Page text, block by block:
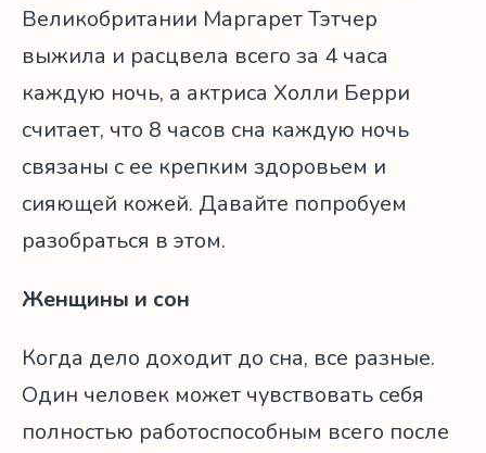
Великобритании Маргарет Тэтчер
выжила и расцвела всего за 4 часа
каждую ночь, а актриса Холли Берри
считает, что 8 часов сна каждую ночь
связаны с ее крепким здоровьем и
сияющей кожей. Давайте попробуем
разобраться в этом.
Женщины и сон
Когда дело доходит до сна, все разные.
Один человек может чувствовать себя
полностью работоспособным всего после